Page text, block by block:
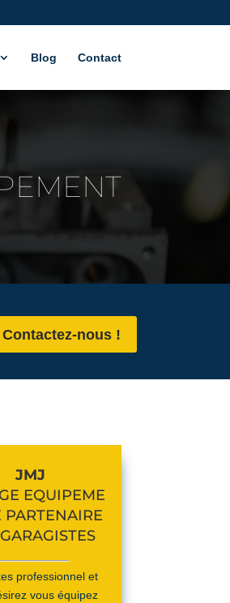
Blog Contact
Contactez-nous !
JMJ
EQUIPEME
PARTENAIRE
professionnel et
vous équipez